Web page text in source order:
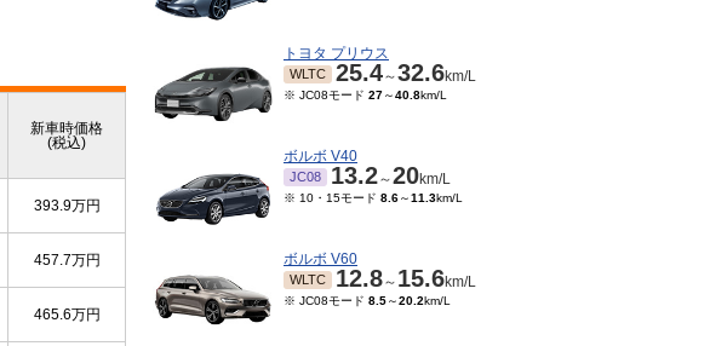
新車時価格
(税込)
393.9万円
457.7万円
465.6万円
トヨタ プリウス
WLTC 25.4～32.6km/L
※ JC08モード 27～40.8km/L
ボルボ V40
JC08 13.2～20km/L
※ 10・15モード 8.6～11.3km/L
ボルボ V60
WLTC 12.8～ 15.6km/L
※ JC08モード 8.5～20.2km/L